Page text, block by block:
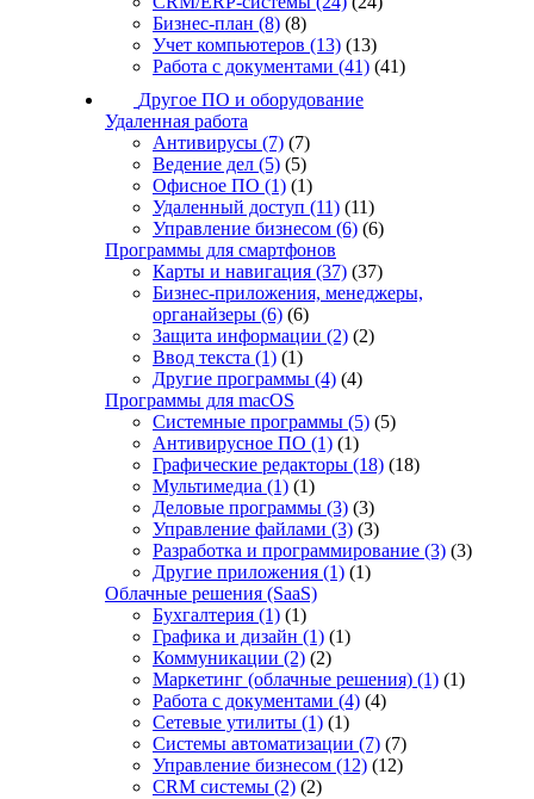
Бизнес-план (8) (8)
Учет компьютеров (13) (13)
Работа с документами (41) (41)
Другое ПО и оборудование
Удаленная работа
Антивирусы (7) (7)
Ведение дел (5) (5)
Офисное ПО (1) (1)
Удаленный доступ (11) (11)
Управление бизнесом (6) (6)
Программы для смартфонов
Карты и навигация (37) (37)
Бизнес-приложения, менеджеры,
органайзеры (6) (6)
Защита информации (2) (2)
Ввод текста (1) (1)
Другие программы (4) (4)
Программы для macOS
Системные программы (5) (5)
Антивирусное ПО (1) (1)
Графические редакторы (18) (18)
Мультимедиа (1) (1)
Деловые программы (3) (3)
Управление файлами (3) (3)
Разработка и программирование (3) (3)
Другие приложения (1) (1)
Облачные решения (SaaS)
Бухгалтерия (1) (1)
Графика и дизайн (1) (1)
Коммуникации (2) (2)
Маркетинг (облачные решения) (1) (1)
Работа с документами (4) (4)
Сетевые утилиты (1) (1)
Системы автоматизации (7) (7)
Управление бизнесом (12) (12)
CRM системы (2) (2)